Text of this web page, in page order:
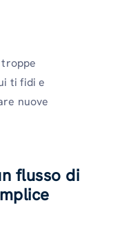
ti fidi e
nuove
flusso di